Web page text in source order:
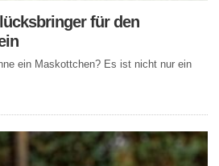
für den
ein Maskottchen? Es ist nicht nur ein